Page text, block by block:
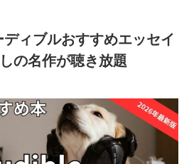
ィブルおすすめエッセイ
の名作が聴き放題